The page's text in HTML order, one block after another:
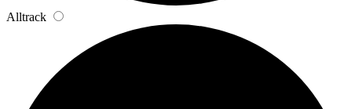
Alltrack